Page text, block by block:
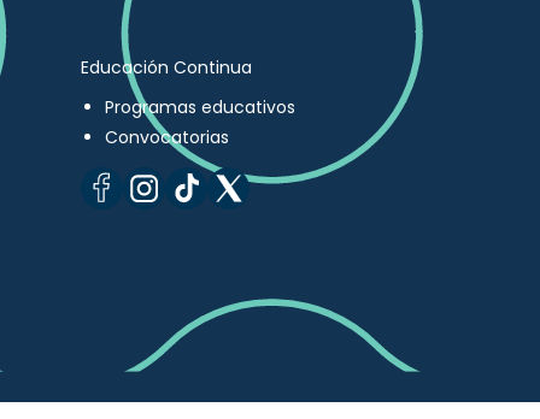
Educación Continua
Programas educativos
Convocatorias